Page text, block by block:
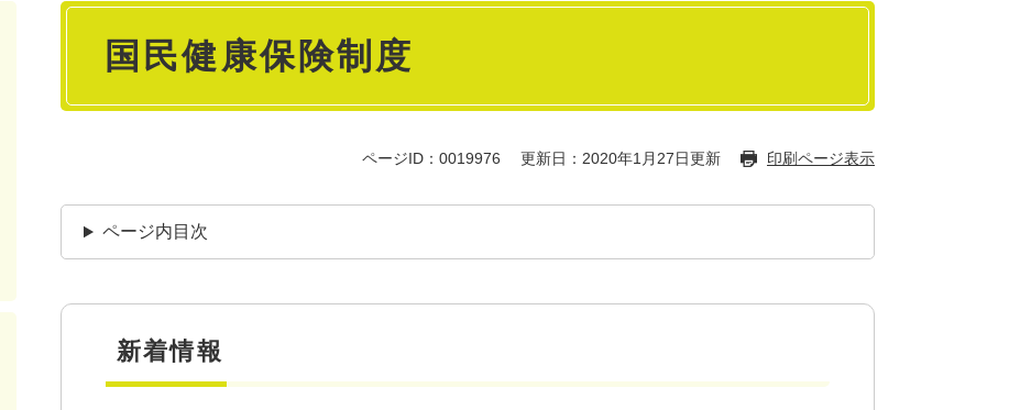
本
国民健康保険制度
ページID：0019976 更新日：2020年1月27日更新 印刷ページ表示
ページ内目次
新着情報